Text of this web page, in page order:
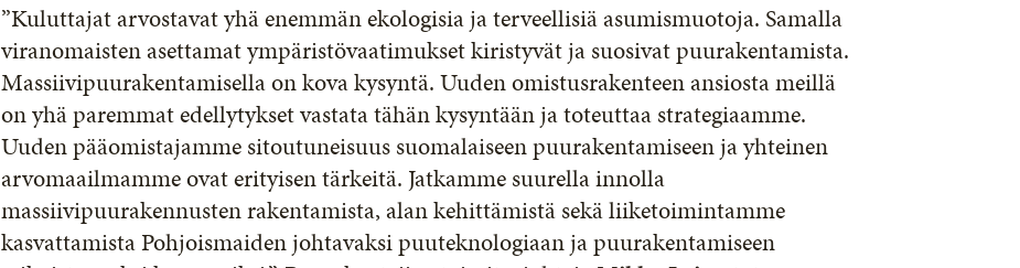
”Kuluttajat arvostavat yhä enemmän ekologisia ja terveellisiä asumismuotoja. Samalla
viranomaisten asettamat ympäristövaatimukset kiristyvät ja suosivat puurakentamista.
Massiivipuurakentamisella on kova kysyntä. Uuden omistusrakenteen ansiosta meillä
on yhä paremmat edellytykset vastata tähän kysyntään ja toteuttaa strategiaamme.
Uuden pääomistajamme sitoutuneisuus suomalaiseen puurakentamiseen ja yhteinen
arvomaailmamme ovat erityisen tärkeitä. Jatkamme suurella innolla
massiivipuurakennusten rakentamista, alan kehittämistä sekä liiketoimintamme
kasvattamista Pohjoismaiden johtavaksi puuteknologiaan ja puurakentamiseen